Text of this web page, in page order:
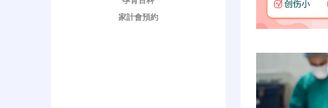
家計會預約